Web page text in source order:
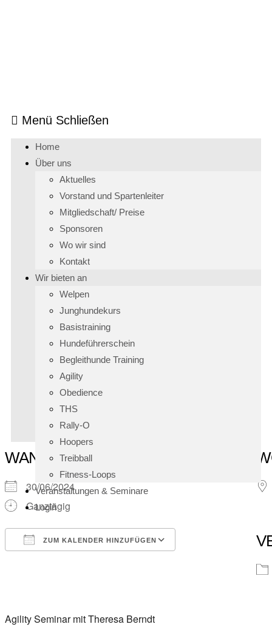
Menü Schließen
Home
Über uns
Aktuelles
Vorstand und Spartenleiter
Mitgliedschaft/ Preise
Sponsoren
Wo wir sind
Kontakt
Wir bieten an
Welpen
Junghundekurs
Basistraining
Hundeführerschein
Begleithunde Training
Agility
Obedience
THS
Rally-O
Hoopers
Treibball
Fitness-Loops
Veranstaltungen & Seminare
Login
WANN
30/06/2024
Ganztägig
ZUM KALENDER HINZUFÜGEN
Agility Seminar mit Theresa Berndt